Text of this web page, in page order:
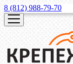
8 (812) 988-79-70